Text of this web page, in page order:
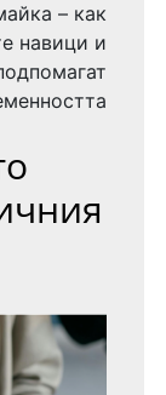
– как
навици и